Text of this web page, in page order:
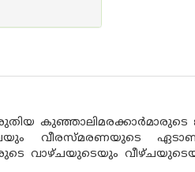
പൊരുതിയ
വീരസ്മരണയുടെ
വാഴ്ചയുടെയും